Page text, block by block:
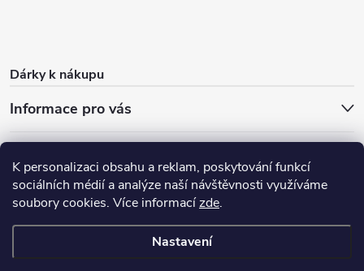
K personalizaci obsahu a reklam, poskytování funkcí
sociálních médií a analýze naší návštěvnosti využíváme
soubory cookies. Více informacízde.
Nastavení
Dárky k nákupu
Informace pro vás
Dárky k nákupu
Doprava zdarma od 1 000 Kč
Blog
Výdejní místo